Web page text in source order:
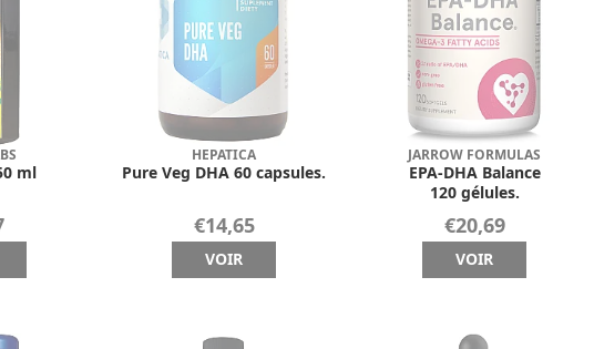
ml
HEPATICA
Pure Veg DHA 60 capsules.
€14,65
VOIR
JARROW FORMULAS
EPA-DHA Balance
120 gélules.
€20,69
VOIR